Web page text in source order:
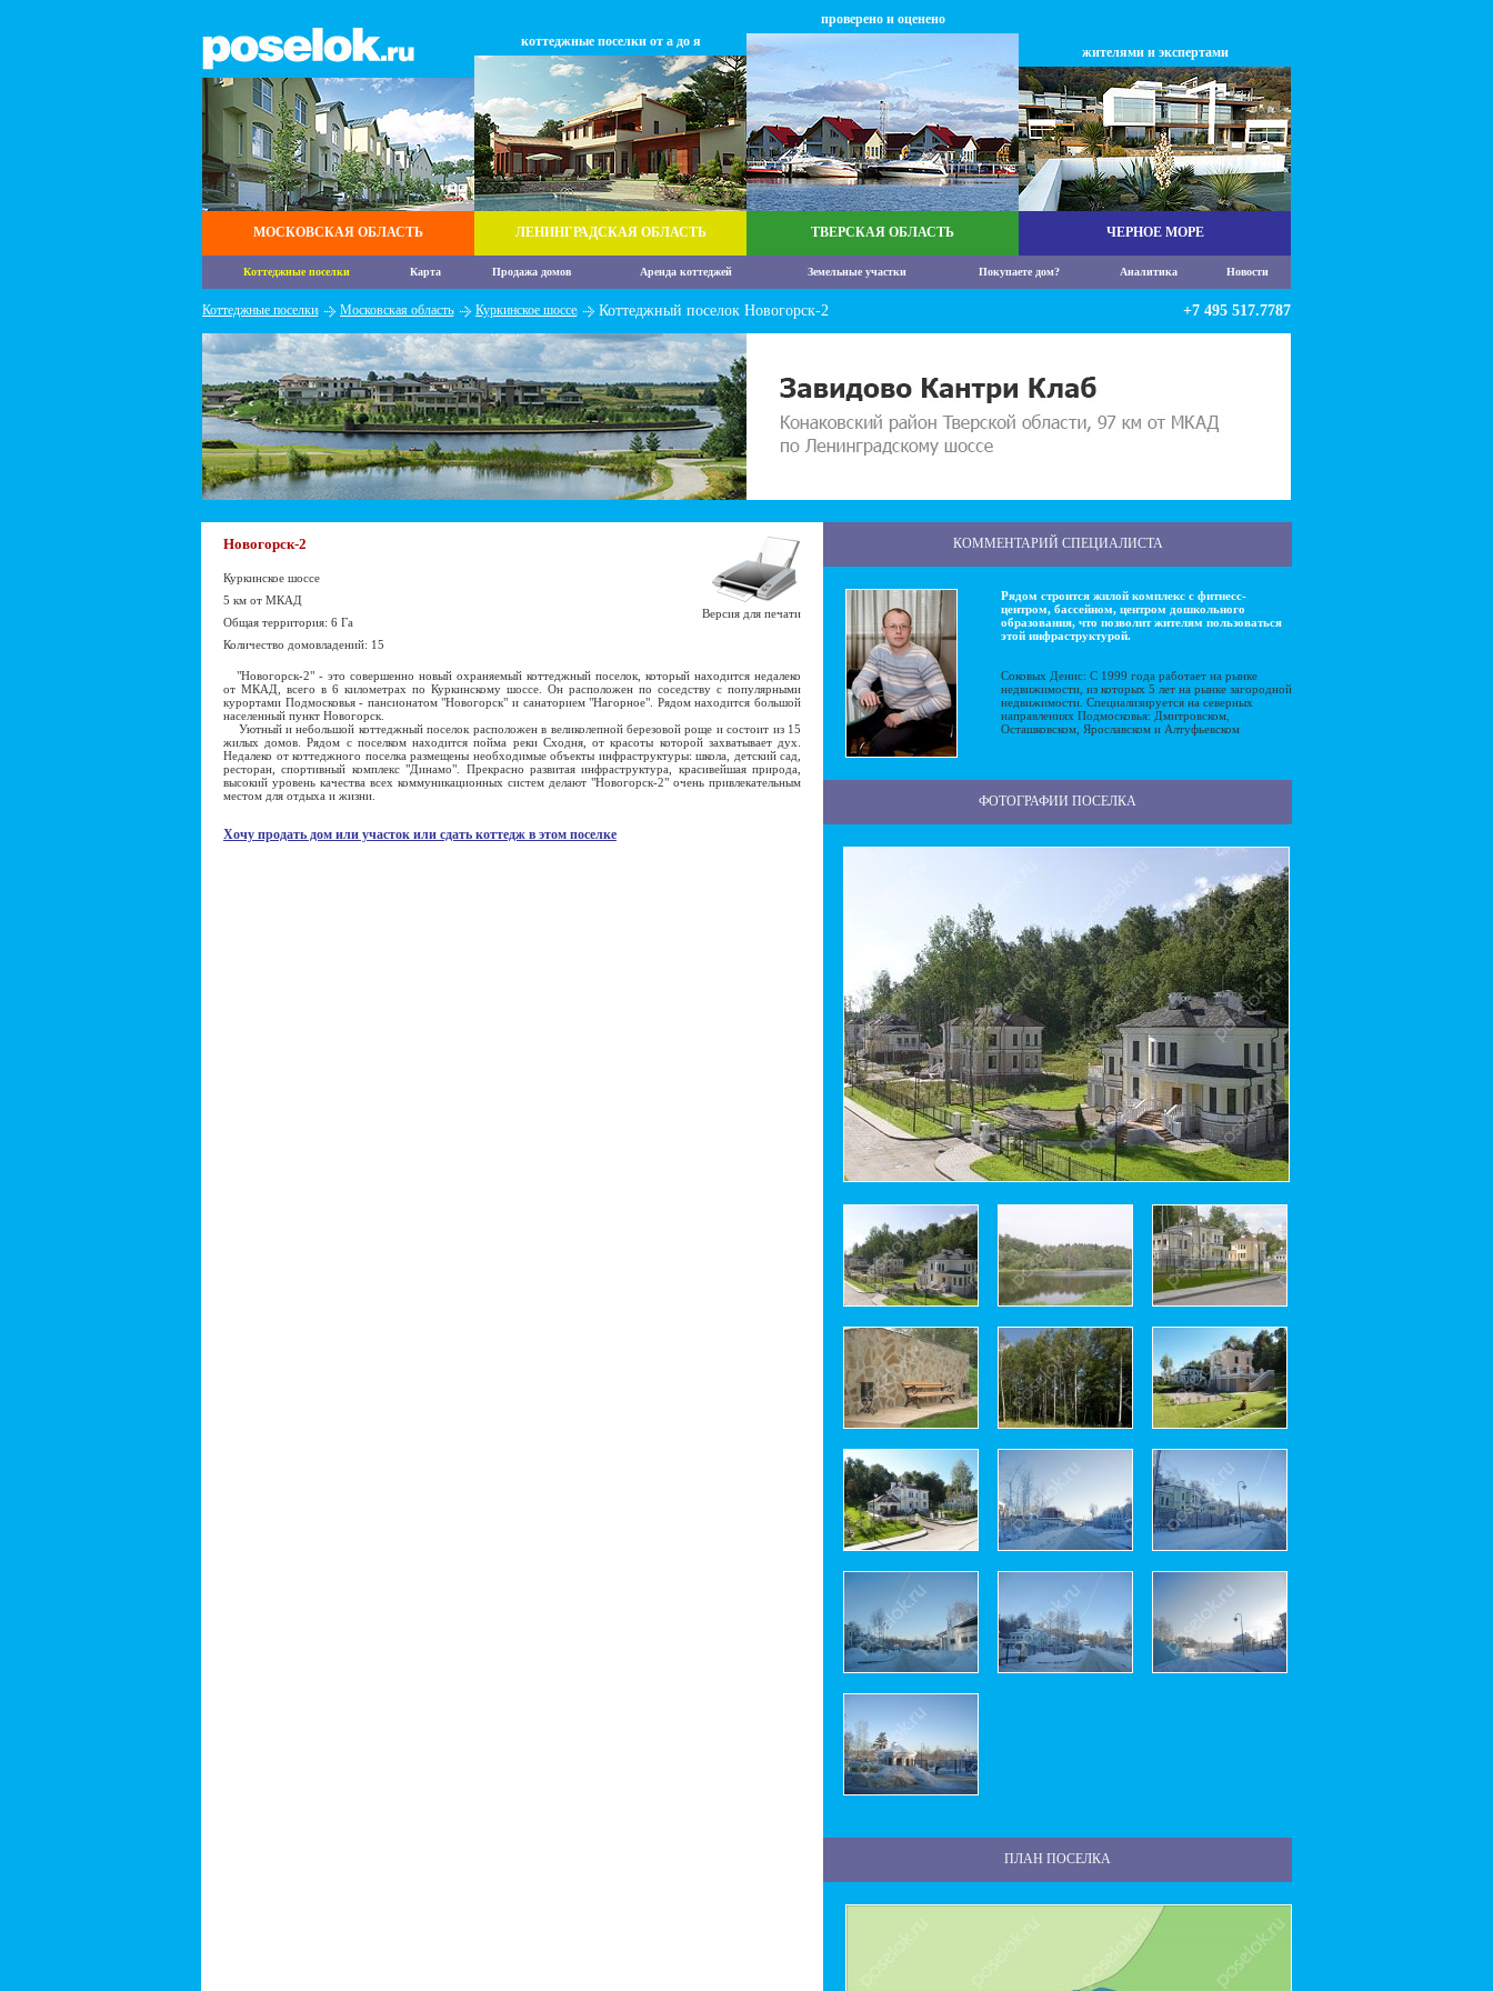
МОСКОВСКАЯ ОБЛАСТЬ
коттеджные поселки от а до я
ЛЕНИНГРАДСКАЯ ОБЛАСТЬ
проверено и оценено
ТВЕРСКАЯ ОБЛАСТЬ
жителями и экспертами
ЧЕРНОЕ МОРЕ
Коттеджные поселки Карта Продажа домов Аренда коттеджей Земельные участки Покупаете дом? Аналитика Новости
Коттеджные поселки Московская область Куркинское шоссе Коттеджный поселок Новогорск-2 +7 495 517.7787
Новогорск-2
Куркинское шоссе
5 км от МКАД
Общая территория: 6 Га
Количество домовладений: 15
Версия для печати
"Новогорск-2" - это совершенно новый охраняемый коттеджный поселок, который находится недалеко
от МКАД, всего в 6 километрах по Куркинскому шоссе. Он расположен по соседству с популярными
курортами Подмосковья - пансионатом "Новогорск" и санаторием "Нагорное". Рядом находится большой
населенный пункт Новогорск.
Уютный и небольшой коттеджный поселок расположен в великолепной березовой роще и состоит из 15
жилых домов. Рядом с поселком находится пойма реки Сходня, от красоты которой захватывает дух.
Недалеко от коттеджного поселка размещены необходимые объекты инфраструктуры: школа, детский сад,
ресторан, спортивный комплекс "Динамо". Прекрасно развитая инфраструктура, красивейшая природа,
высокий уровень качества всех коммуникационных систем делают "Новогорск-2" очень привлекательным
местом для отдыха и жизни.
Хочу продать дом или участок или сдать коттедж в этом поселке
КОММЕНТАРИЙ СПЕЦИАЛИСТА
Рядом строится жилой комплекс с фитнесс-
центром, бассейном, центром дошкольного
образования, что позволит жителям пользоваться
этой инфраструктурой.
Соковых Денис: С 1999 года работает на рынке
недвижимости, из которых 5 лет на рынке загородной
недвижимости. Специализируется на северных
направлениях Подмосковья: Дмитровском,
Осташковском, Ярославском и Алтуфьевском
ФОТОГРАФИИ ПОСЕЛКА
ПЛАН ПОСЕЛКА